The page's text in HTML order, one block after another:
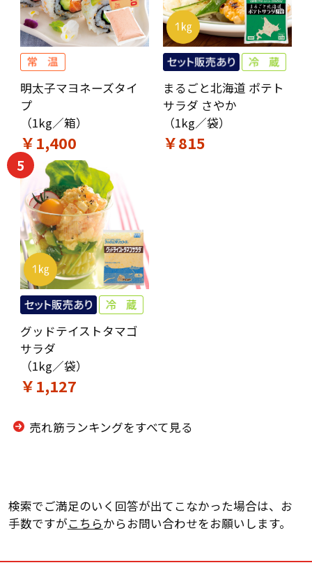
明太子マヨネーズタイ
プ
（1kg／箱）
￥1,400
まるごと北海道 ポテト
サラダ さやか
（1kg／袋）
￥815
5
グッドテイストタマゴ
サラダ
（1kg／袋）
￥1,127
売れ筋ランキングをすべて見る
検索でご満足のいく回答が出てこなかった場合は、お
手数ですがこちらからお問い合わせをお願いします。